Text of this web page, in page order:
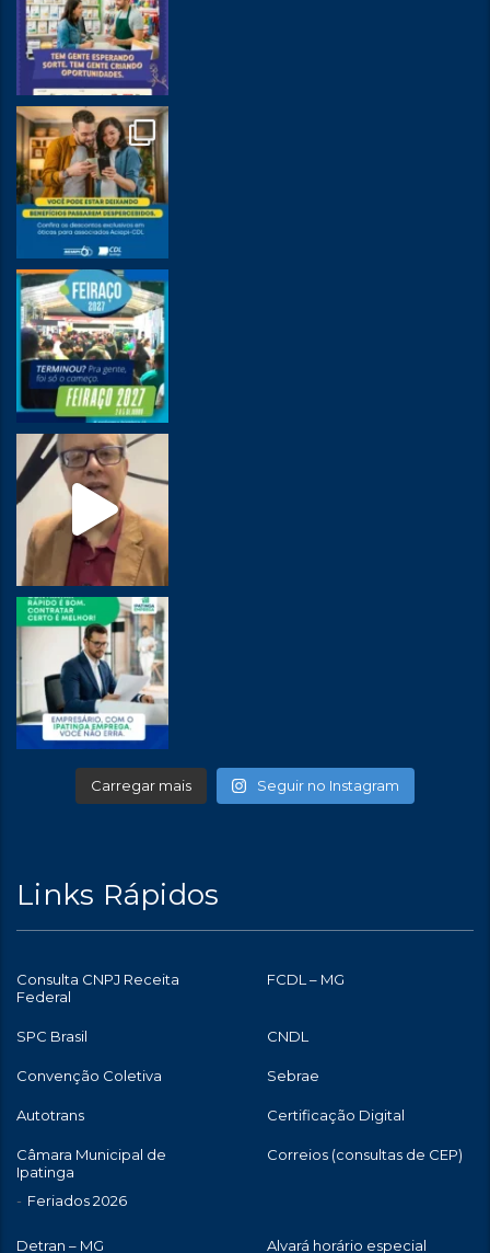
Carregar mais Seguir no Instagram
Links Rápidos
Consulta CNPJ Receita
Federal
FCDL – MG
SPC Brasil CNDL
Convenção Coletiva Sebrae
Autotrans Certificação Digital
Câmara Municipal de
Ipatinga
Feriados 2026
Correios (consultas de CEP)
Detran – MG Alvará horário especial